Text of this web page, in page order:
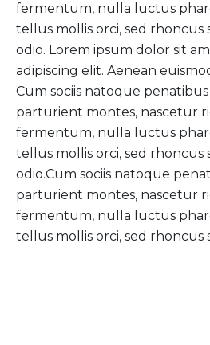
fermentum, nulla luctus
tellus mollis orci, sed rhoncus
odio. Lorem ipsum dolor sit
adipiscing elit. Aenean
Cum sociis natoque
parturient montes, nascetur
fermentum, nulla luctus
tellus mollis orci, sed rhoncus
odio.Cum sociis natoque
parturient montes, nascetur
fermentum, nulla luctus
tellus mollis orci, sed rhoncus